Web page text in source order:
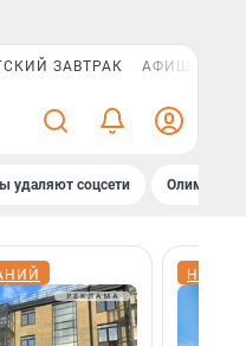
ЗАВТРАК АФИША PLUS
удаляют соцсети